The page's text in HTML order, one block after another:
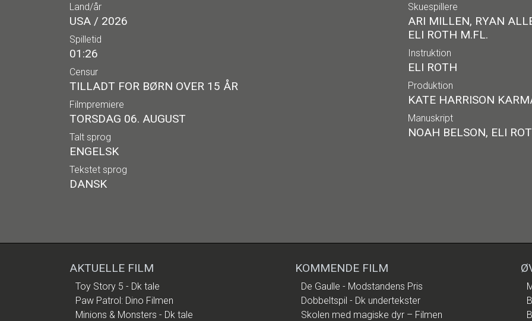
Land/år
USA / 2026
Spilletid
01:26
Censur
TILLADT FOR BØRN OVER 15 ÅR
Filmpremiere
TORSDAG 06. AUGUST
Talt sprog
ENGELSK
Tekstet sprog
DANSK
Skuespillere
ARI MILLEN, RYAN
ELI ROTH M.FL.
Instruktion
ELI ROTH
Produktion
KATE HARRISON
Manuskript
NOAH BELSON, ELI
AKTUELLE FILM
Toy Story 5 - Dk tale
Paw Patrol: Dino Filmen
Minions & Monsters - Dk tale
KOMMENDE FILM
De Gaulle - Modstandens Pris
Dobbeltspil - Dk undertekster
Skolen med magiske dyr – Filmen